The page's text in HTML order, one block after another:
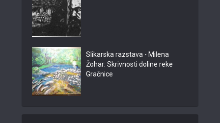
Slikarska razstava - Milena
Žohar: Skrivnosti doline reke
Gračnice